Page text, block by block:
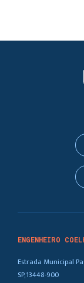
ENGENHEIRO
Estrada Municipal
SP, 13448-900